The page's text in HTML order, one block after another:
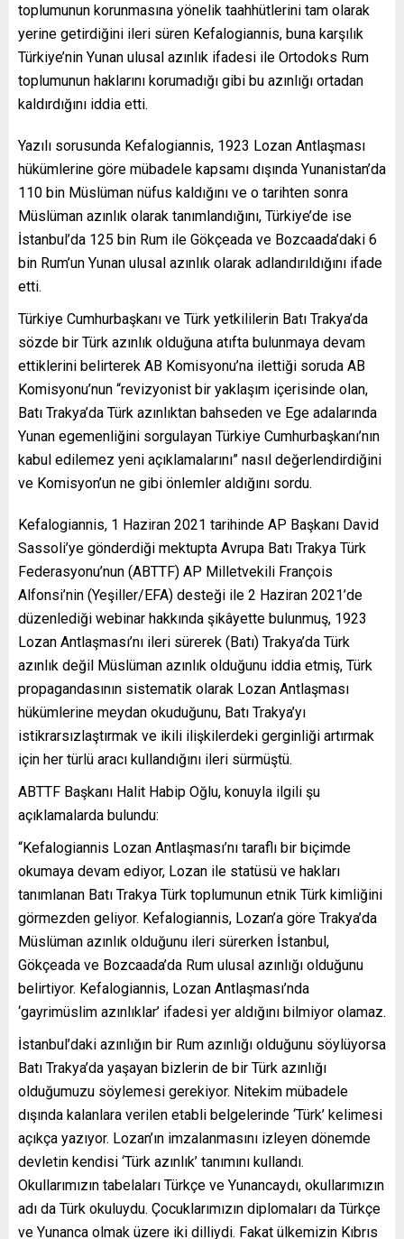
toplumunun korunmasına yönelik taahhütlerini tam olarak
yerine getirdiğini ileri süren Kefalogiannis, buna karşılık
Türkiye’nin Yunan ulusal azınlık ifadesi ile Ortodoks Rum
toplumunun haklarını korumadığı gibi bu azınlığı ortadan
kaldırdığını iddia etti.
Yazılı sorusunda Kefalogiannis, 1923 Lozan Antlaşması
hükümlerine göre mübadele kapsamı dışında Yunanistan’da
110 bin Müslüman nüfus kaldığını ve o tarihten sonra
Müslüman azınlık olarak tanımlandığını, Türkiye’de ise
İstanbul’da 125 bin Rum ile Gökçeada ve Bozcaada’daki 6
bin Rum’un Yunan ulusal azınlık olarak adlandırıldığını ifade
etti.
Türkiye Cumhurbaşkanı ve Türk yetkililerin Batı Trakya’da
sözde bir Türk azınlık olduğuna atıfta bulunmaya devam
ettiklerini belirterek AB Komisyonu’na ilettiği soruda AB
Komisyonu’nun “revizyonist bir yaklaşım içerisinde olan,
Batı Trakya’da Türk azınlıktan bahseden ve Ege adalarında
Yunan egemenliğini sorgulayan Türkiye Cumhurbaşkanı’nın
kabul edilemez yeni açıklamalarını” nasıl değerlendirdiğini
ve Komisyon’un ne gibi önlemler aldığını sordu.
Kefalogiannis, 1 Haziran 2021 tarihinde AP Başkanı David
Sassoli’ye gönderdiği mektupta Avrupa Batı Trakya Türk
Federasyonu’nun (ABTTF) AP Milletvekili François
Alfonsi’nin (Yeşiller/EFA) desteği ile 2 Haziran 2021’de
düzenlediği webinar hakkında şikâyette bulunmuş, 1923
Lozan Antlaşması’nı ileri sürerek (Batı) Trakya’da Türk
azınlık değil Müslüman azınlık olduğunu iddia etmiş, Türk
propagandasının sistematik olarak Lozan Antlaşması
hükümlerine meydan okuduğunu, Batı Trakya’yı
istikrarsızlaştırmak ve ikili ilişkilerdeki gerginliği artırmak
için her türlü aracı kullandığını ileri sürmüştü.
ABTTF Başkanı Halit Habip Oğlu, konuyla ilgili şu
açıklamalarda bulundu:
“Kefalogiannis Lozan Antlaşması’nı taraflı bir biçimde
okumaya devam ediyor, Lozan ile statüsü ve hakları
tanımlanan Batı Trakya Türk toplumunun etnik Türk kimliğini
görmezden geliyor. Kefalogiannis, Lozan’a göre Trakya’da
Müslüman azınlık olduğunu ileri sürerken İstanbul,
Gökçeada ve Bozcaada’da Rum ulusal azınlığı olduğunu
belirtiyor. Kefalogiannis, Lozan Antlaşması’nda
‘gayrimüslim azınlıklar’ ifadesi yer aldığını bilmiyor olamaz.
İstanbul’daki azınlığın bir Rum azınlığı olduğunu söylüyorsa
Batı Trakya’da yaşayan bizlerin de bir Türk azınlığı
olduğumuzu söylemesi gerekiyor. Nitekim mübadele
dışında kalanlara verilen etabli belgelerinde ‘Türk’ kelimesi
açıkça yazıyor. Lozan’ın imzalanmasını izleyen dönemde
devletin kendisi ‘Türk azınlık’ tanımını kullandı.
Okullarımızın tabelaları Türkçe ve Yunancaydı, okullarımızın
adı da Türk okuluydu. Çocuklarımızın diplomaları da Türkçe
ve Yunanca olmak üzere iki dilliydi. Fakat ülkemizin Kıbrıs